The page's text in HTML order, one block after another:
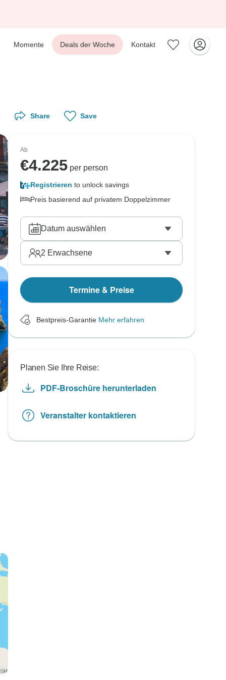
Momente Deals der Woche Kontakt
Share Save
Ab
€4.225 per person
Registrieren to unlock savings
Preis basierend auf privatem Doppelzimmer
Datum auswählen
2 Erwachsene
Termine & Preise
Bestpreis-Garantie Mehr erfahren
Planen Sie Ihre Reise:
PDF-Broschüre herunterladen
Veranstalter kontaktieren